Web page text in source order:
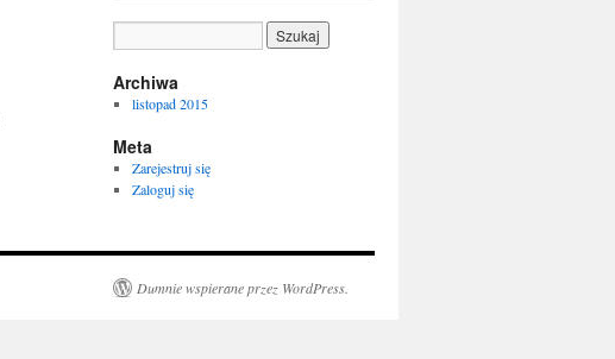
Archiwa
listopad 2015
Meta
Zarejestruj się
Zaloguj się
Dumnie wspierane przez WordPress.